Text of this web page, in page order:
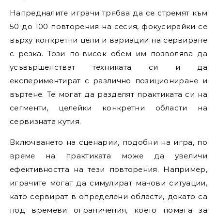
Напредналите играчи трябва да се стремят към
50 до 100 повторения на сесия, фокусирайки се
върху конкретни цели и вариации на сервиране
с резка. Този по-висок обем им позволява да
усъвършенстват техниката си и да
експериментират с различно позициониране и
въртене. Те могат да разделят практиката си на
сегменти, целейки конкретни области на
сервизната кутия.
Включването на сценарии, подобни на игра, по
време на практиката може да увеличи
ефективността на тези повторения. Например,
играчите могат да симулират мачови ситуации,
като сервират в определени области, докато са
под времеви ограничения, което помага за